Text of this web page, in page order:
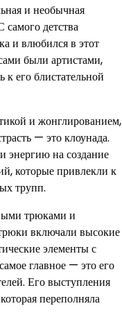
и необычная
детства
и влюбился в этот
были артистами,
его блистательной
и жонглированием,
— это клоунада.
энергию на создание
которые привлекли к
трупп.
трюками и
включали высокие
элементы с
главное — это его
Его выступления
переполняла